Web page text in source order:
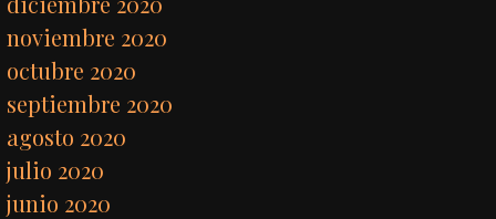
noviembre 2020
octubre 2020
septiembre 2020
agosto 2020
julio 2020
junio 2020